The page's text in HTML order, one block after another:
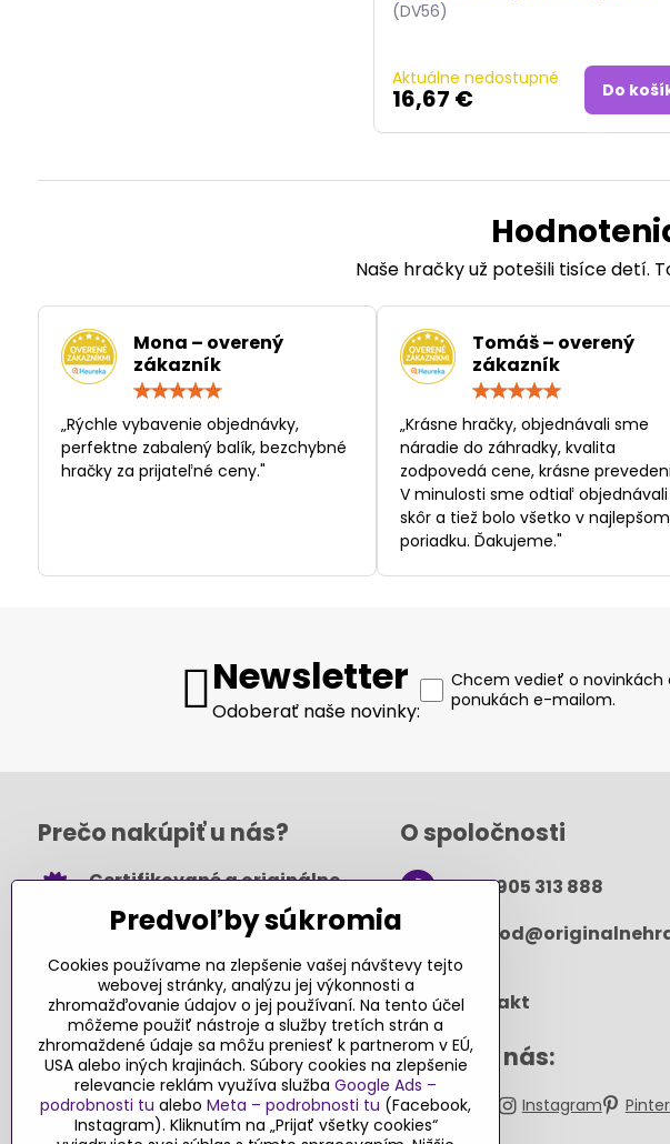
(DV56)
Aktuálne nedostupné
16,67 € Do
Naše hračky už potešili tisíce detí.
Mona – overený
zákazník
/
5
„Rýchle vybavenie objednávky,
perfektne zabalený balík, bezchybné
hračky za prijateľné ceny."
Tomáš – overený
zákazník
/
„Krásne hračky, objednávali sme
náradie do záhradky, kvalita
zodpovedá cene, krásne
V minulosti sme odtiaľ objednávali
skôr a tiež bolo všetko v najlepšom
poriadku. Ďakujeme."
Newsletter
Odoberať naše novinky:
Chcem vedieť o novinkách
ponukách e-mailom.
Prečo nakúpiť u nás?
Certifikované a originálne
Takmer 100% spokojných
zákazníkov
Pri nákupe nad 49 € doprava
zadarmo
Návody a tipy
Objednávky
O spoločnosti
+421 905 313 888
.sk
Kontakt
Sledujte nás:
Facebook Instagram
Blog
Predvoľby súkromia
Cookies používame na zlepšenie vašej návštevy tejto
webovej stránky, analýzu jej výkonnosti a
zhromažďovanie údajov o jej používaní. Na tento účel
môžeme použiť nástroje a služby tretích strán a
zhromaždené údaje sa môžu preniesť k partnerom v EÚ,
USA alebo iných krajinách. Súbory cookies na zlepšenie
relevancie reklám využíva služba Google Ads –
podrobnosti tu alebo Meta – podrobnosti tu (Facebook,
Instagram). Kliknutím na „Prijať všetky cookies“